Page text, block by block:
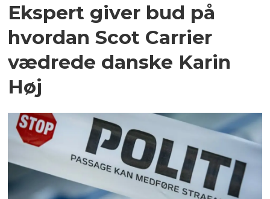
Ekspert giver bud på
hvordan Scot Carrier
vædrede danske Karin
Høj